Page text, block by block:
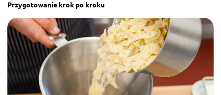
Przygotowanie krok po kroku